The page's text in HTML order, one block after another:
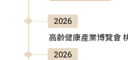
2026
高齡健康產業博覽會
2026